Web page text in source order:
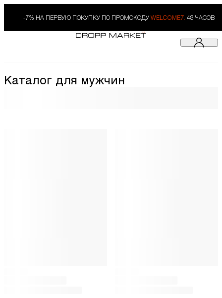
-7% НА ПЕРВУЮ ПОКУПКУ ПО ПРОМОКОДУ WELCOME7. 48 ЧАСОВ
Каталог для мужчин